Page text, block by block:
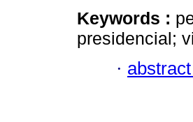
Keywords :
presidencial;
·